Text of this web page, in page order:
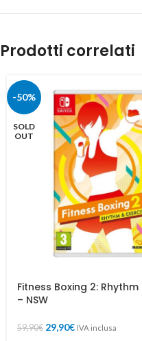
Prodotti correlati
-50%
SOLD
OUT
Fitness Boxing 2: Rhythm
– NSW
59,90€ 29,90€ IVA inclusa